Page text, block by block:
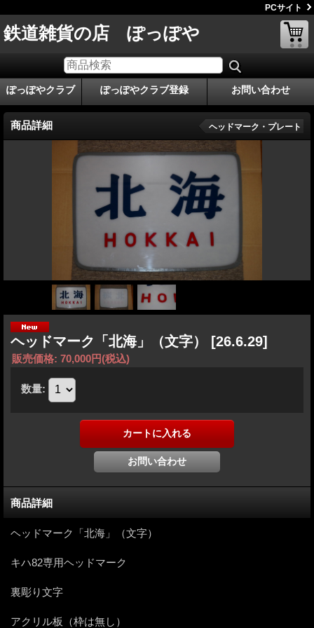
PCサイト
鉄道雑貨の店 ぽっぽや
ぽっぽやクラブ ぽっぽやクラブ登録 お問い合わせ
商品詳細 ヘッドマーク・プレート
ヘッドマーク「北海」（文字） [26.6.29]
販売価格: 70,000円(税込)
数量:
商品詳細
ヘッドマーク「北海」（文字）
キハ82専用ヘッドマーク
裏彫り文字
アクリル板（枠は無し）